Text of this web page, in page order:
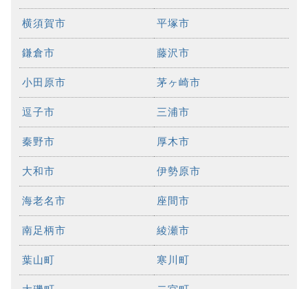
横須賀市 平塚市
鎌倉市 藤沢市
小田原市 茅ヶ崎市
逗子市 三浦市
秦野市 厚木市
大和市 伊勢原市
海老名市 座間市
南足柄市 綾瀬市
葉山町 寒川町